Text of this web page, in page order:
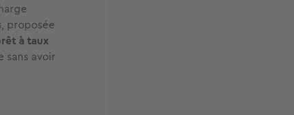
, proposée
à taux
sans avoir